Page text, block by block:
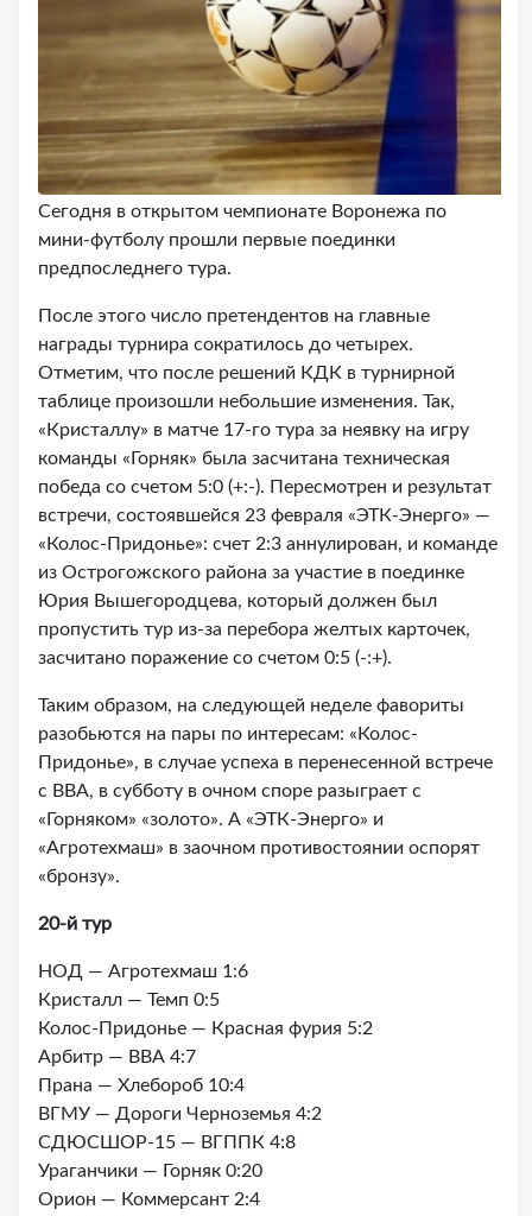
Сегодня в открытом чемпионате Воронежа по
мини-футболу прошли первые поединки
предпоследнего тура.
После этого число претендентов на главные
награды турнира сократилось до четырех.
Отметим, что после решений КДК в турнирной
таблице произошли небольшие изменения. Так,
«Кристаллу» в матче 17-го тура за неявку на игру
команды «Горняк» была засчитана техническая
победа со счетом 5:0 (+:-). Пересмотрен и результат
встречи, состоявшейся 23 февраля «ЭТК-Энерго» —
«Колос-Придонье»: счет 2:3 аннулирован, и команде
из Острогожского района за участие в поединке
Юрия Вышегородцева, который должен был
пропустить тур из-за перебора желтых карточек,
засчитано поражение со счетом 0:5 (-:+).
Таким образом, на следующей неделе фавориты
разобьются на пары по интересам: «Колос-
Придонье», в случае успеха в перенесенной встрече
с ВВА, в субботу в очном споре разыграет с
«Горняком» «золото». А «ЭТК-Энерго» и
«Агротехмаш» в заочном противостоянии оспорят
«бронзу».
20-й тур
НОД — Агротехмаш 1:6
Кристалл — Темп 0:5
Колос-Придонье — Красная фурия 5:2
Арбитр — ВВА 4:7
Прана — Хлебороб 10:4
ВГМУ — Дороги Черноземья 4:2
СДЮСШОР-15 — ВГППК 4:8
Ураганчики — Горняк 0:20
Орион — Коммерсант 2:4